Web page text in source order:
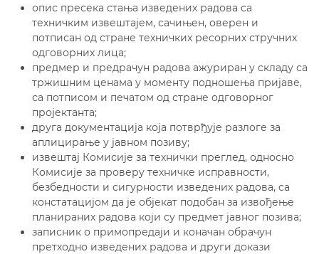
опис пресека стања изведених радова са
техничким извештајем, сачињен, оверен и
потписан од стране техничких ресорних стручних
одговорних лица;
предмер и предрачун радова ажуриран у складу са
тржишним ценама у моменту подношења пријаве,
са потписом и печатом од стране одговорног
пројектанта;
друга документација која потврђује разлоге за
аплицирање у јавном позиву;
извештај Комисије за технички преглед, односно
Комисије за проверу техничке исправности,
безбедности и сигурности изведених радова, са
констатацијом да је објекат подобан за извођење
планираних радова који су предмет јавног позива;
записник о примопредаји и коначан обрачун
претходно изведених радова и други докази